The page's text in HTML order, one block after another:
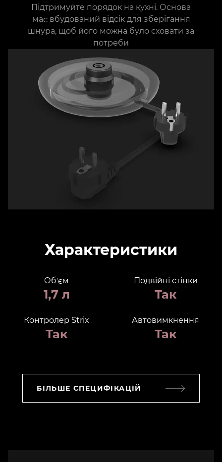
Підтримуйте порядок на кухні. Основа
має вбудований відсік для зберігання
шнура, щоб його можна було сховати за
потреби
Характеристики
Обʼєм
1,7 л
Подвійні стінки
Так
Контролер Strix
Так
Автовимкнення
Так
БІЛЬШЕ СПЕЦИФІКАЦІЙ